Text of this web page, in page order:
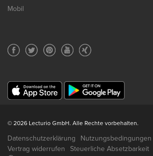
Mobil
© 2026 Lecturio GmbH. Alle Rechte vorbehalten.
Datenschutzerklärung Nutzungsbedingungen
Vertrag widerrufen
Steuerliche Absetzbarkeit